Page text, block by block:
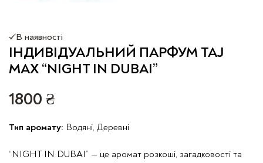
В наявності
ІНДИВІДУАЛЬНИЙ ПАРФУМ TAJ
MAX “NIGHT IN DUBAI”
1800 ₴
Тип аромату: Водяні, Деревні
“NIGHT IN DUBAI” — це аромат розкоші, загадковості та